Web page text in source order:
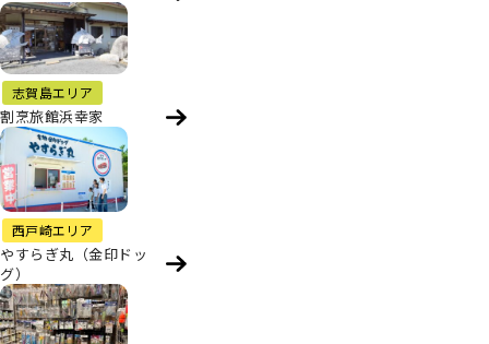
志賀島エリア
割烹旅館浜幸家
西戸崎エリア
やすらぎ丸（金印ドッ
グ）